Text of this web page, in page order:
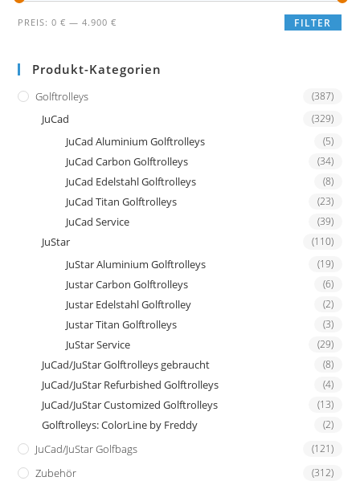
Min.
Max.
FILTER
PREIS:0 € —4.900 €
Produkt-Kategorien
Golftrolleys (387)
JuCad (329)
JuCad Aluminium Golftrolleys (5)
JuCad Carbon Golftrolleys (34)
JuCad Edelstahl Golftrolleys (8)
JuCad Titan Golftrolleys (23)
JuCad Service (39)
JuStar (110)
JuStar Aluminium Golftrolleys (19)
Justar Carbon Golftrolleys (6)
Justar Edelstahl Golftrolley (2)
Justar Titan Golftrolleys (3)
JuStar Service (29)
JuCad/JuStar Golftrolleys gebraucht (8)
JuCad/JuStar Refurbished Golftrolleys (4)
JuCad/JuStar Customized Golftrolleys (13)
Golftrolleys: ColorLine by Freddy (2)
JuCad/JuStar Golfbags (121)
Zubehör (312)